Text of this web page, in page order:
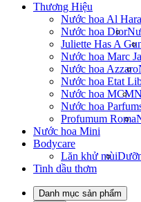
Thương Hiệu
Nước hoa Al
Nước hoa Dior
Juliette Has A
Nước hoa Marc
Nước hoa Azzaro
Nước hoa Etat
Nước hoa MCM
Nước hoa
Profumum Roma
Nước hoa Mini
Bodycare
Lăn khử mùi
Tinh dầu thơm
Danh mục sản phẩm